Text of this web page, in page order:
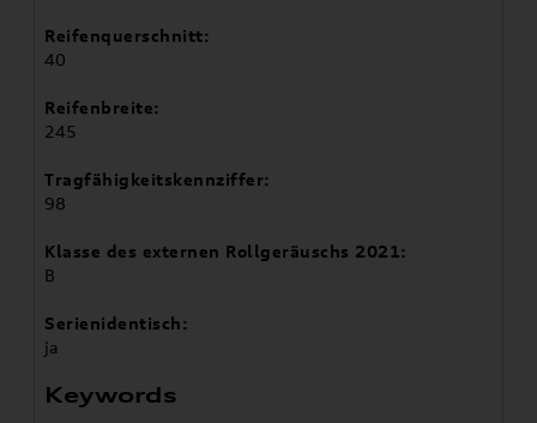
Reifenquerschnitt:
40
Reifenbreite:
245
Tragfähigkeitskennziffer:
98
Klasse des externen Rollgeräuschs 2021:
B
Serienidentisch:
ja
Keywords